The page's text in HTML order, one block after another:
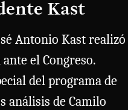
Kast
Antonio Kast realizó
el Congreso.
del programa de
análisis de Camilo